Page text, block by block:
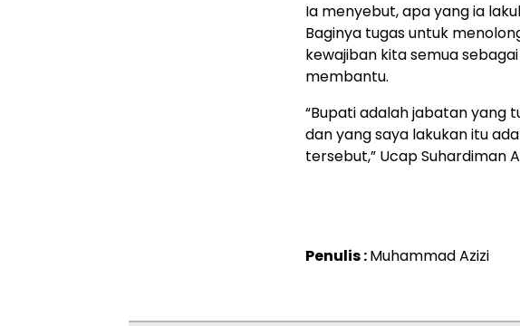
Ia menyebut, apa yang ia
Baginya tugas untuk
kewajiban kita semua
membantu.
“Bupati adalah jabatan yang
dan yang saya lakukan itu
tersebut,” Ucap Suhardiman
Penulis :Muhammad Azizi